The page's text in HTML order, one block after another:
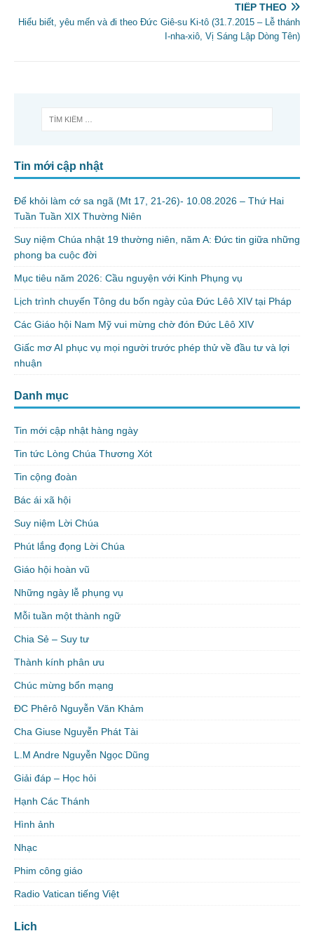
TIẾP THEO
Hiểu biết, yêu mến và đi theo Đức Giê-su Ki-tô (31.7.2015 – Lễ thánh
I-nha-xiô, Vị Sáng Lập Dòng Tên)
Tin mới cập nhật
Để khỏi làm cớ sa ngã (Mt 17, 21-26)- 10.08.2026 – Thứ Hai
Tuần Tuần XIX Thường Niên
Suy niệm Chúa nhật 19 thường niên, năm A: Đức tin giữa những
phong ba cuộc đời
Mục tiêu năm 2026: Cầu nguyện với Kinh Phụng vụ
Lịch trình chuyến Tông du bốn ngày của Đức Lêô XIV tại Pháp
Các Giáo hội Nam Mỹ vui mừng chờ đón Đức Lêô XIV
Giấc mơ AI phục vụ mọi người trước phép thử về đầu tư và lợi
nhuận
Danh mục
Tin mới cập nhật hàng ngày
Tin tức Lòng Chúa Thương Xót
Tin cộng đoàn
Bác ái xã hội
Suy niệm Lời Chúa
Phút lắng đọng Lời Chúa
Giáo hội hoàn vũ
Những ngày lễ phụng vụ
Mỗi tuần một thành ngữ
Chia Sẻ – Suy tư
Thành kính phân ưu
Chúc mừng bổn mạng
ĐC Phêrô Nguyễn Văn Khảm
Cha Giuse Nguyễn Phát Tài
L.M Andre Nguyễn Ngọc Dũng
Giải đáp – Học hỏi
Hạnh Các Thánh
Hình ảnh
Nhạc
Phim công giáo
Radio Vatican tiếng Việt
Lịch